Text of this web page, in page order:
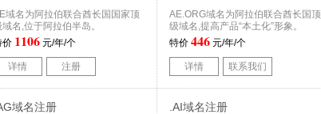
域名为阿拉伯联合酋长国国家顶
域名,位于阿拉伯半岛。
价 1106 元/年/个
详情 注册
AE.ORG域名为阿拉伯联合酋长国顶
级域名,提高产品“本土化”形象。
特价 446 元/年/个
详情 联系我们
域名注册 .AI域名注册